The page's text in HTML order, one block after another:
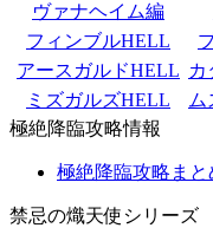
ヴァナヘイム編
フィンブルHELL
アースガルドHELL カ
ミズガルズHELL
極絶降臨攻略情報
極絶降臨攻略まと
禁忌の熾天使シリーズ